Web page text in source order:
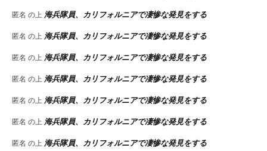
匿名 の上 海兵隊員、カリフォルニアで凄惨な発見をする
匿名 の上 海兵隊員、カリフォルニアで凄惨な発見をする
匿名 の上 海兵隊員、カリフォルニアで凄惨な発見をする
匿名 の上 海兵隊員、カリフォルニアで凄惨な発見をする
匿名 の上 海兵隊員、カリフォルニアで凄惨な発見をする
匿名 の上 海兵隊員、カリフォルニアで凄惨な発見をする
匿名 の上 海兵隊員、カリフォルニアで凄惨な発見をする